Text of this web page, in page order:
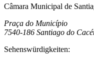
Câmara Municipal de
Praça do Município
7540-186 Santiago do
Sehenswürdigkeiten: